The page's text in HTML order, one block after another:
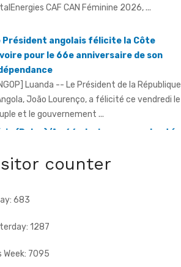
pour le 66e anniversaire de son
Luanda -- Le Président de la République
João Lourenço, a félicité ce vendredi le
et le gouvernement ...
(Daloa)/An 66 - La jeunesse exhortée
la consommation et le trafic de
À l'instar de nombreuses localités
du Gbaloan Sud, ...
counter
683
1287
Week: 7095